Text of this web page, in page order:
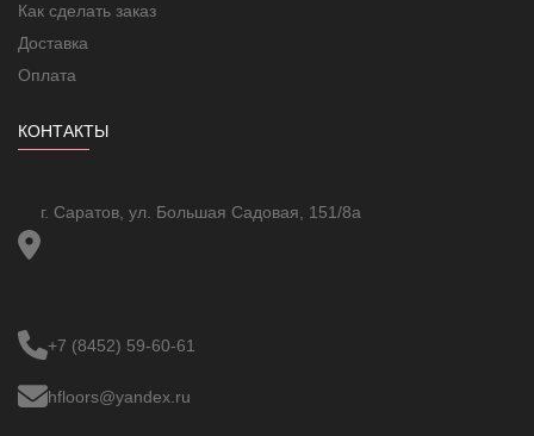
Как сделать заказ
Доставка
Оплата
КОНТАКТЫ
г. Саратов, ул. Большая Садовая, 151/8а
+7 (8452) 59-60-61
hfloors@yandex.ru